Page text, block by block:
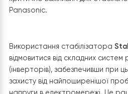
енергоефективну систему
автоматичну роботу у
Raymer.